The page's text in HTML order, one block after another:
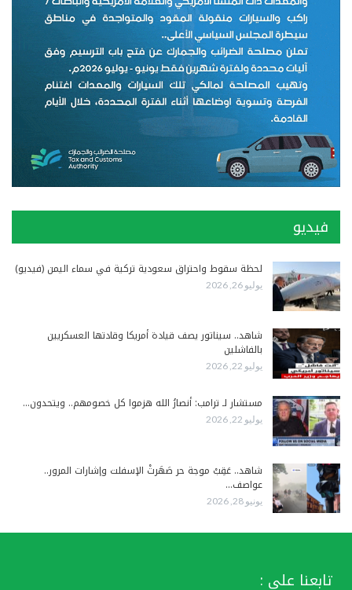
فيديو
لحظة سقوط واحتراق سعودية تركية في سماء اليمن (فيديو)
يوليو 26, 2026
شاهد.. سيناتور يصف قيادة أمريكا وقادتها العسكريين
بالفاشلين
يوليو 22, 2026
مستشار لـ ترامب: أنصارُ الله هزموا كل خصومهم.. ويتحدون…
يوليو 22, 2026
شاهد.. عَقِبْ موجة حر صَهَرتْ الإسفلت وإشارات المرور..
عواصف…
يونيو 28, 2026
تابعنا على :